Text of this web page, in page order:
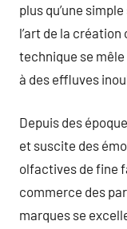
plus qu’une
l’art de la
technique se
à des effluves
Depuis des
et suscite des
olfactives de fine
commerce des
marques se